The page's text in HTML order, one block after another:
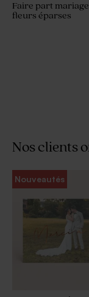
Faire part
fleurs éparses
Menu mariage
violettes
Nos clients
Nouveautés